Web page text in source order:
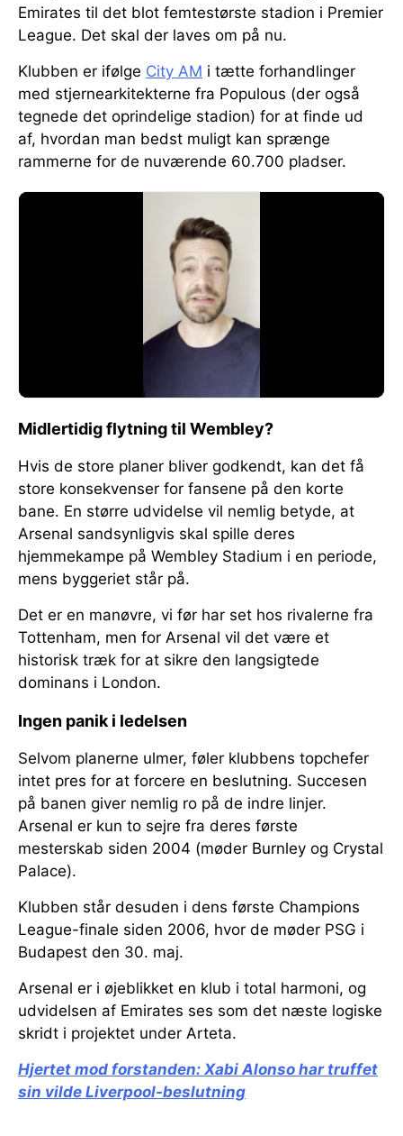
Emirates til det blot femtestørste stadion i Premier
League. Det skal der laves om på nu.
Klubben er ifølge City AM i tætte forhandlinger
med stjernearkitekterne fra Populous (der også
tegnede det oprindelige stadion) for at finde ud
af, hvordan man bedst muligt kan sprænge
rammerne for de nuværende 60.700 pladser.
Midlertidig flytning til Wembley?
Hvis de store planer bliver godkendt, kan det få
store konsekvenser for fansene på den korte
bane. En større udvidelse vil nemlig betyde, at
Arsenal sandsynligvis skal spille deres
hjemmekampe på Wembley Stadium i en periode,
mens byggeriet står på.
Det er en manøvre, vi før har set hos rivalerne fra
Tottenham, men for Arsenal vil det være et
historisk træk for at sikre den langsigtede
dominans i London.
Ingen panik i ledelsen
Selvom planerne ulmer, føler klubbens topchefer
intet pres for at forcere en beslutning. Succesen
på banen giver nemlig ro på de indre linjer.
Arsenal er kun to sejre fra deres første
mesterskab siden 2004 (møder Burnley og Crystal
Palace).
Klubben står desuden i dens første Champions
League-finale siden 2006, hvor de møder PSG i
Budapest den 30. maj.
Arsenal er i øjeblikket en klub i total harmoni, og
udvidelsen af Emirates ses som det næste logiske
skridt i projektet under Arteta.
Hjertet mod forstanden: Xabi Alonso har truffet
sin vilde Liverpool-beslutning